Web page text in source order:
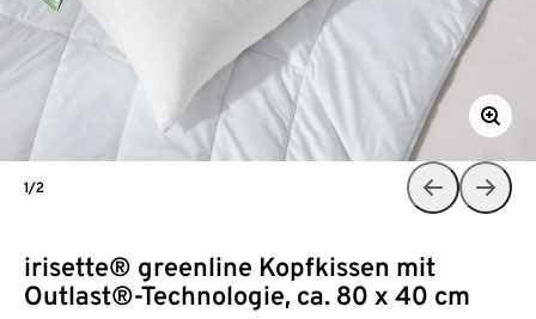
irisette® greenline Kopfkissen mit
Outlast®-Technologie, ca. 80 x 40 cm
1/2